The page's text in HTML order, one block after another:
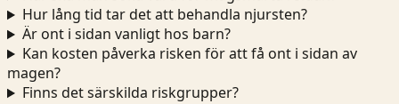
Hur lång tid tar det att behandla njursten?
Är ont i sidan vanligt hos barn?
Kan kosten påverka risken för att få ont i sidan av
magen?
Finns det särskilda riskgrupper?